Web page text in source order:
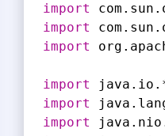
import
import
import
import
import
import